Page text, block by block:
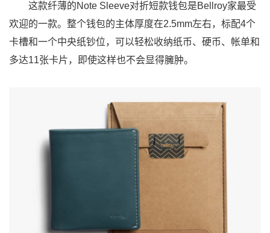
这款纤薄的Note Sleeve对折短款钱包是Bellroy家最受
欢迎的一款。整个钱包的主体厚度在2.5mm左右，标配4个
卡槽和一个中央纸钞位，可以轻松收纳纸币、硬币、帐单和
多达11张卡片，即使这样也不会显得臃肿。